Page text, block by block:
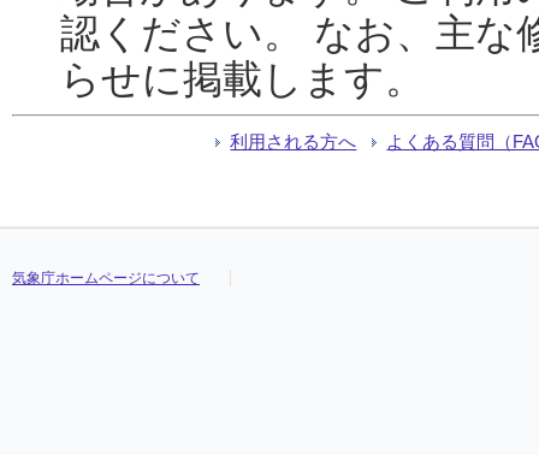
認ください。 なお、主な
らせに掲載します。
利用される方へ よくある質問（
気象庁ホームページについて